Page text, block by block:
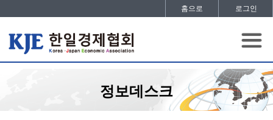
홈으로 로그인
정보데스크